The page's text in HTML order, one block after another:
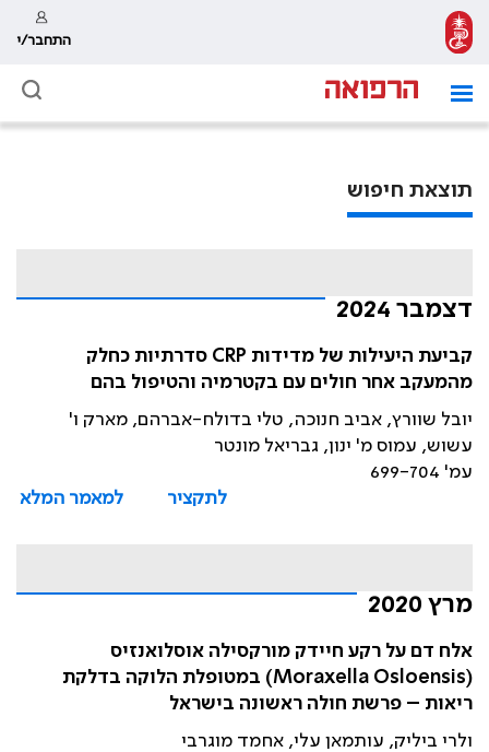
התחבר/י
תוצאת חיפוש
דצמבר 2024
קביעת היעילות של מדידות CRP סדרתיות כחלק
מהמעקב אחר חולים עם בקטרמיה והטיפול בהם
יובל שוורץ, אביב חנוכה, טלי בדולח-אברהם, מארק ו'
עשוש, עמוס מ' ינון, גבריאל מונטר
עמ' 699-704
לתקציר
למאמר המלא
מרץ 2020
אלח דם על רקע חיידק מורקסילה אוסלואנזיס
(Moraxella Osloensis) במטופלת הלוקה בדלקת
ריאות – פרשת חולה ראשונה בישראל
ולרי ביליק, עותמאן עלי, אחמד מוגרבי